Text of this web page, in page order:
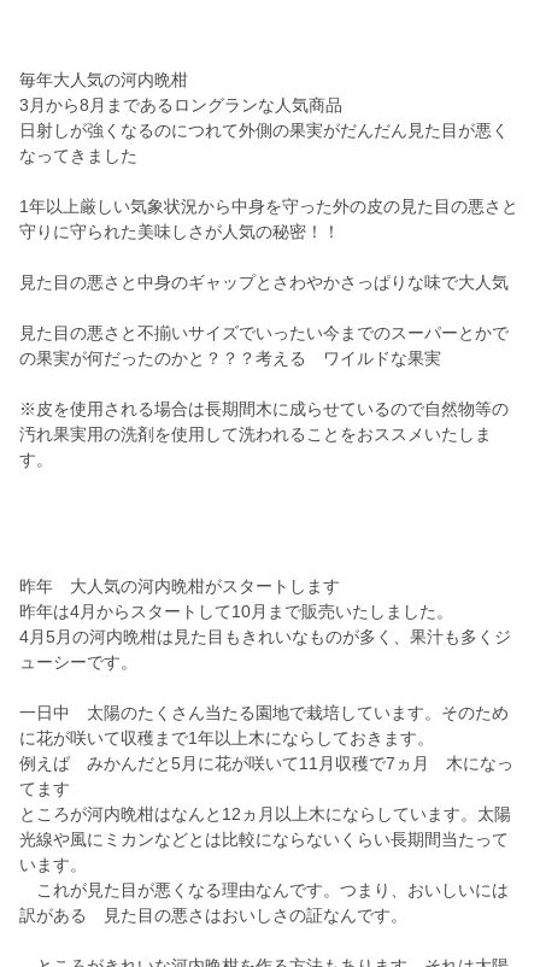
毎年大人気の河内晩柑
3月から8月まであるロングランな人気商品
日射しが強くなるのにつれて外側の果実がだんだん見た目が悪く
なってきました
1年以上厳しい気象状況から中身を守った外の皮の見た目の悪さと
守りに守られた美味しさが人気の秘密！！
見た目の悪さと中身のギャップとさわやかさっぱりな味で大人気
見た目の悪さと不揃いサイズでいったい今までのスーパーとかで
の果実が何だったのかと？？？考える ワイルドな果実
※皮を使用される場合は長期間木に成らせているので自然物等の
汚れ果実用の洗剤を使用して洗われることをおススメいたしま
す。
昨年 大人気の河内晩柑がスタートします
昨年は4月からスタートして10月まで販売いたしました。
4月5月の河内晩柑は見た目もきれいなものが多く、果汁も多くジ
ューシーです。
一日中 太陽のたくさん当たる園地で栽培しています。そのため
に花が咲いて収穫まで1年以上木にならしておきます。
例えば みかんだと5月に花が咲いて11月収穫で7ヵ月 木になっ
てます
ところが河内晩柑はなんと12ヵ月以上木にならしています。太陽
光線や風にミカンなどとは比較にならないくらい長期間当たって
います。
これが見た目が悪くなる理由なんです。つまり、おいしいには
訳がある 見た目の悪さはおいしさの証なんです。